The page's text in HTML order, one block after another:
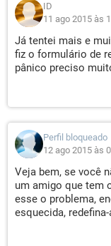
ID
11 ago 2015 às
Já tentei mais e
fiz o formulário de
pânico preciso
Perfil bloqueado
12 ago 2015 às
Veja bem, se você
um amigo que tem
esse o problema,
esquecida, redefina-